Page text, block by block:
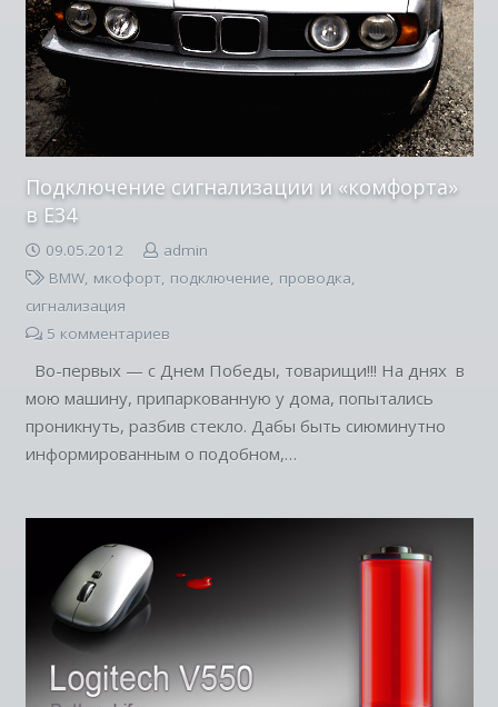
Подключение сигнализации и «комфорта»
в E34
09.05.2012
admin
BMW, мкофорт, подключение, проводка,
сигнализация
5 комментариев
Во-первых — с Днем Победы, товарищи!!! На днях в
мою машину, припаркованную у дома, попытались
проникнуть, разбив стекло. Дабы быть сиюминутно
информированным о подобном,…